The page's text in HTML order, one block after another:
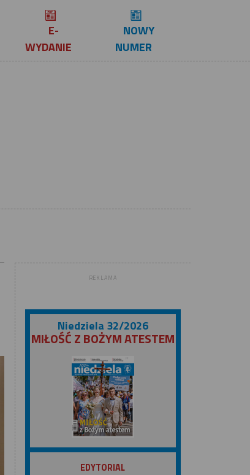
E-
WYDANIE
NOWY
NUMER
REKLAMA
Niedziela 32/2026
MIŁOŚĆ Z BOŻYM ATESTEM
ZOBACZ
EDYTORIAL